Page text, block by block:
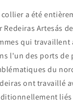
collier a été
Redeiras Artesás
qui travaillent
l'un des ports de
du
ont travaillé
liés